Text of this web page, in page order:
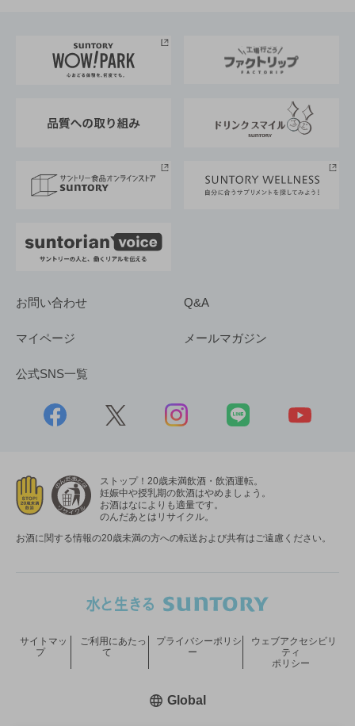
地域情報
サントリーサンバーズ大阪
サントリーが考えるサステナビリティ経営
企業概要
採用情報
お問い合わせ Q&A
マイページ メールマガジン
公式SNS一覧
ストップ！20歳未満飲酒・飲酒運転。
妊娠中や授乳期の飲酒はやめましょう。
お酒はなによりも適量です。
のんだあとはリサイクル。
お酒に関する情報の20歳未満の方への転送および共有はご遠慮ください。
サイトマッ
プ
ご利用にあたっ
て
プライバシーポリシ
ー
ウェブアクセシビリ
ティ
ポリシー
Global新しいウィンドウで開く